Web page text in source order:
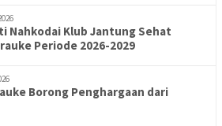
Nahkodai Klub Jantung Sehat
Periode 2026-2029
Borong Penghargaan dari